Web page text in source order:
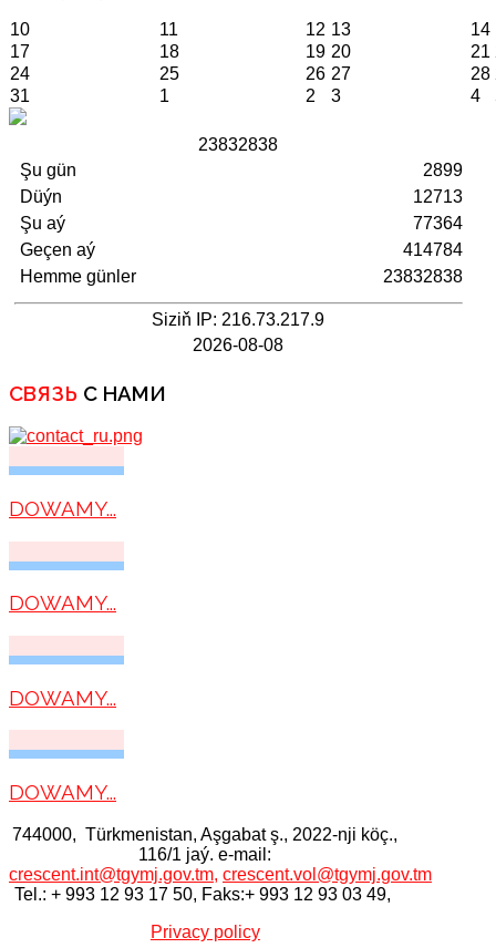
10 11 12 13 14
17
18 19 20 21
24
25 26 27 28
31
1 2 3 4
23832838
Şu gün
Düýn
Şu aý
Geçen aý
Hemme günler
2899
12713
77364
414784
23832838
Siziň IP: 216.73.217.9
2026-08-08
СВЯЗЬ С НАМИ
DOWAMY...
DOWAMY...
DOWAMY...
DOWAMY...
744000, Тürkmenistan, Aşgabat ş., 2022-nji köç.,
116/1 jaý. e-mail:
crescent.int@tgymj.gov.tm, crescent.vol@tgymj.gov.tm
Tel.: + 993 12 93 17 50, Faks:+ 993 12 93 03 49,
Privacy policy